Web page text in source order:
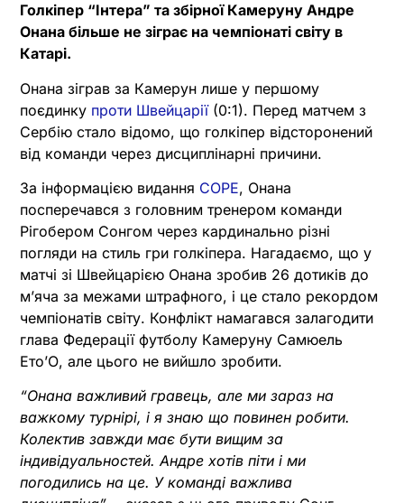
Голкіпер “Інтера” та збірної Камеруну Андре
Онана більше не зіграє на чемпіонаті світу в
Катарі.
Онана зіграв за Камерун лише у першому
поєдинку проти Швейцарії(0:1). Перед матчем з
Сербію стало відомо, що голкіпер відсторонений
від команди через дисциплінарні причини.
За інформацією видання COPE, Онана
посперечався з головним тренером команди
Рігобером Сонгом через кардинально різні
погляди на стиль гри голкіпера. Нагадаємо, що у
матчі зі Швейцарією Онана зробив 26 дотиків до
м’яча за межами штрафного, і це стало рекордом
чемпіонатів світу. Конфлікт намагався залагодити
глава Федерації футболу Камеруну Самюель
Ето’О, але цього не вийшло зробити.
“Онана важливий гравець, але ми зараз на
важкому турнірі, і я знаю що повинен робити.
Колектив завжди має бути вищим за
індивідуальностей. Андре хотів піти і ми
погодились на це. У команді важлива